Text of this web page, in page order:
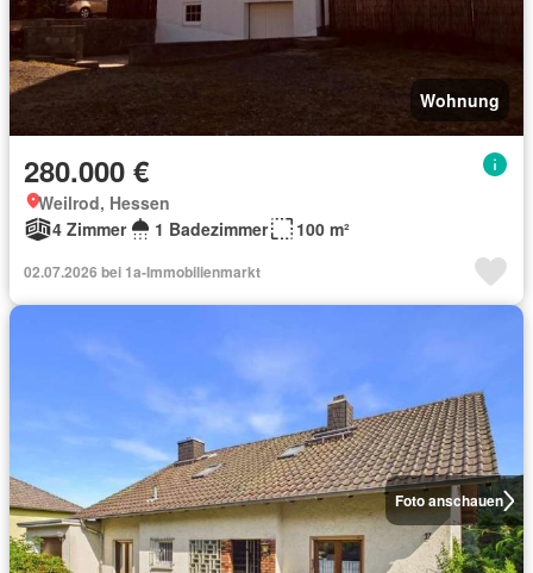
Wohnung
280.000 €
Weilrod, Hessen
4 Zimmer
1 Badezimmer 100 m²
02.07.2026 bei 1a-Immobilienmarkt
Foto anschauen